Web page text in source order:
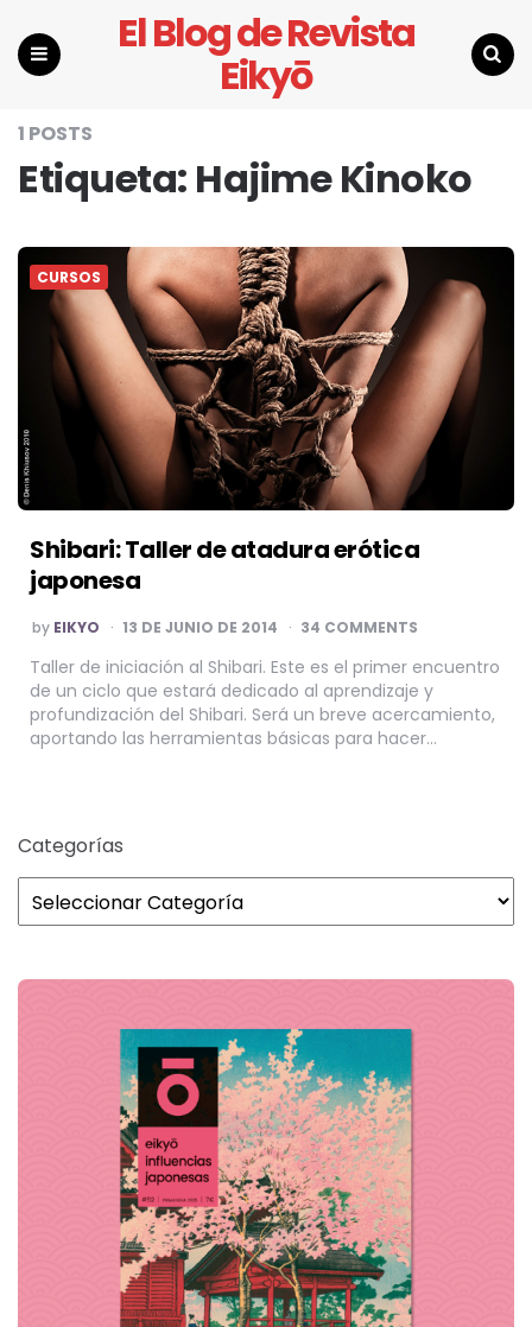
El Blog de Revista
Eikyō
1 POSTS
Etiqueta: Hajime Kinoko
CURSOS
Shibari: Taller de atadura erótica
japonesa
POSTED
BY
by EIKYO 13 DE JUNIO DE 2014 34 COMMENTS
Taller de iniciación al Shibari. Este es el primer encuentro
de un ciclo que estará dedicado al aprendizaje y
profundización del Shibari. Será un breve acercamiento,
aportando las herramientas básicas para hacer…
Categorías